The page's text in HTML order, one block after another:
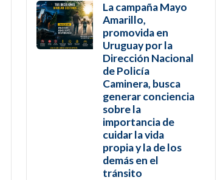
La campaña Mayo
Amarillo,
promovida en
Uruguay por la
Dirección Nacional
de Policía
Caminera, busca
generar conciencia
sobre la
importancia de
cuidar la vida
propia y la de los
demás en el
tránsito